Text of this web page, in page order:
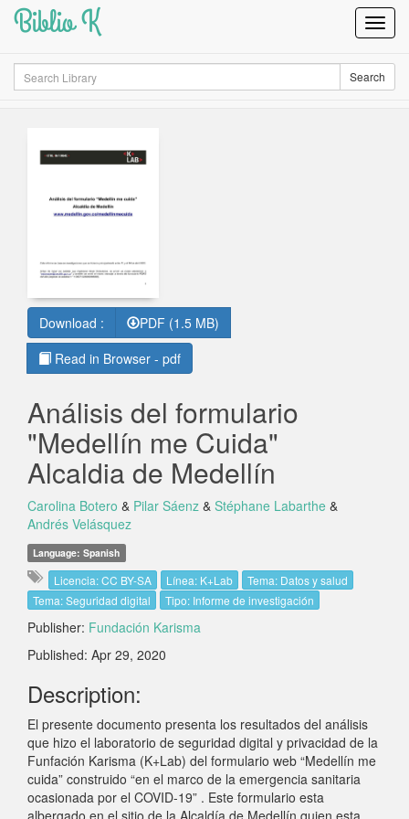
Biblio K
Search Search
Download :
PDF (1.5 MB)
Read in Browser - pdf
Análisis del formulario
"Medellín me Cuida"
Alcaldia de Medellín
Carolina Botero & Pilar Sáenz & Stéphane Labarthe &
Andrés Velásquez
Language: Spanish
Licencia: CC BY-SA Línea: K+Lab
Tema: Datos y salud
Tema: Seguridad digital
Tipo: Informe de investigación
Publisher: Fundación Karisma
Published: Apr 29, 2020
Description:
El presente documento presenta los resultados del análisis
que hizo el laboratorio de seguridad digital y privacidad de la
Funfación Karisma (K+Lab) del formulario web “Medellín me
cuida” construido “en el marco de la emergencia sanitaria
ocasionada por el COVID-19” . Este formulario esta
albergado en el sitio de la Alcaldía de Medellín quien esta